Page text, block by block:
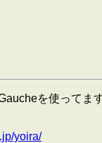
を使ってます
yoira/